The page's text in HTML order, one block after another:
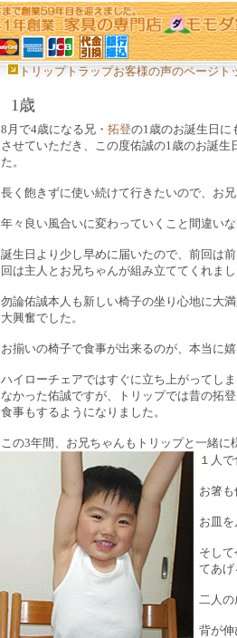
トリップトラップお客様の声のページト
1歳
8月で4歳になる兄・ 拓登の1歳のお誕生日に
させていただき、この度佑誠の1歳のお誕
た。
長く飽きずに使い続けて行きたいので、お
年々良い風合いに変わっていくこと間違い
誕生日より少し早めに届いたので、前回は
回は主人とお兄ちゃんが組み立ててくれま
勿論佑誠本人も新しい椅子の坐り心地に大
大興奮でした。
お揃いの椅子で食事が出来るのが、本当に
ハイローチェアではすぐに立ち上がってし
なかった佑誠ですが、トリップでは昔の拓
食事もするようになりました。
この3年間、お兄ちゃんもトリップと一緒に
１人
お箸
お皿
そし
てあげ
二人の
背が伸